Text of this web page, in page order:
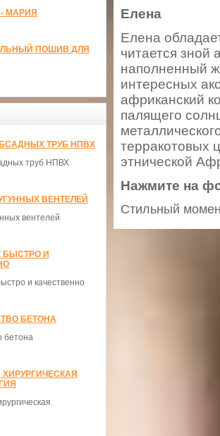
МАРИЯ
ПОШИВ ДЛЯ
ТРУБ НПВХ
труб НПВХ
ВЕНТЕЛЕЙ
вентелей
БЫСТРО И
и качественно
БЕТОНА
бетона
Елена
Елена
читается зной
наполненный
интересных
африканский
палящего
терракотовых
этнической
Нажмите на
Стильный